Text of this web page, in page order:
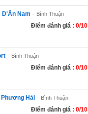
D'Ân Nam - Bình Thuận
Điểm đánh giá : 0/10
- Bình Thuận
Điểm đánh giá : 0/10
Phương Hải - Bình Thuận
Điểm đánh giá : 0/10